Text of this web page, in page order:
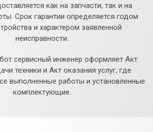
как на запчасти, так и на
Срок гарантии определяется годом
и характером заявленной
неисправности.
сервисный инженер оформляет Акт
техники и Акт оказания услуг, где
выполненные работы и установленные
комплектующие.